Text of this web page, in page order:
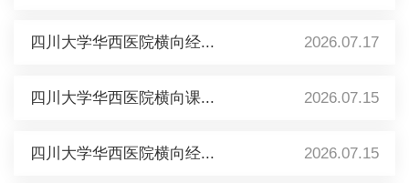
四川大学华西医院横向经... 2026.07.17
四川大学华西医院横向课... 2026.07.15
四川大学华西医院横向经... 2026.07.15